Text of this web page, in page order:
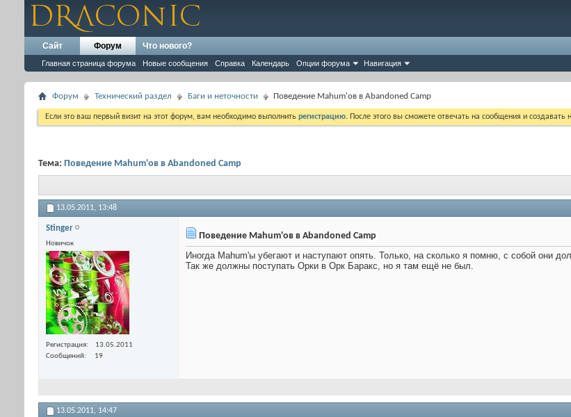
Сайт Форум
Главная страница форума Новые сообщения Справка Календарь Опции форума Навигация
Что нового?
Форум Технический раздел Баги и неточности Поведение Mahum'ов в Abandoned Camp
Если это ваш первый визит на этот форум, вам необходимо выполнить регистрацию. После этого вы сможете отвечать на сообщения и создавать
Тема: Поведение Mahum'ов в Abandoned Camp
13.05.2011, 13:48
Stinger
Новичок
Регистрация
13.05.2011
Сообщений
19
Поведение Mahum'ов в Abandoned Camp
Иногда Mahum'ы убегают и наступают опять. Только, на сколько я помню, с собой они
Так же должны поступать Орки в Орк Баракс, но я там ещё не был.
13.05.2011, 14:47